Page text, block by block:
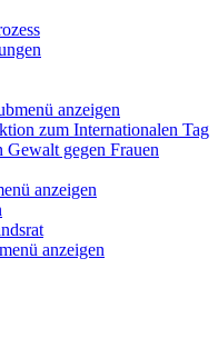
anzeigen
zum Internationalen Tag
gegen Frauen
anzeigen
anzeigen